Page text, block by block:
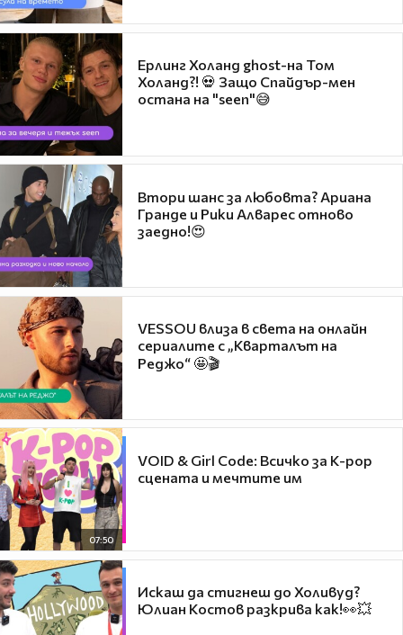
Ерлинг Холанд ghost-на Том
Холанд?! 💀 Защо Спайдър-мен
остана на "seen"😅
Втори шанс за любовта? Ариана
Гранде и Рики Алварес отново
заедно!😍
VESSOU влиза в света на онлайн
сериалите с „Кварталът на
Реджо“ 🤩🎬
07:50
VOID & Girl Code: Всичко за K-pop
сцената и мечтите им
Искаш да стигнеш до Холивуд?
Юлиан Костов разкрива как!👀💥